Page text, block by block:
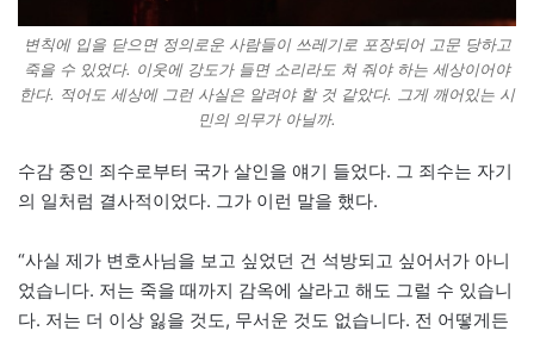
변칙에 입을 닫으면 정의로운 사람들이 쓰레기로 포장되어 고문 당하고
죽을 수 있었다. 이웃에 강도가 들면 소리라도 쳐 줘야 하는 세상이어야
한다. 적어도 세상에 그런 사실은 알려야 할 것 같았다. 그게 깨어있는 시
민의 의무가 아닐까.
수감 중인 죄수로부터 국가 살인을 얘기 들었다. 그 죄수는 자기
의 일처럼 결사적이었다. 그가 이런 말을 했다.
“사실 제가 변호사님을 보고 싶었던 건 석방되고 싶어서가 아니
었습니다. 저는 죽을 때까지 감옥에 살라고 해도 그럴 수 있습니
다. 저는 더 이상 잃을 것도, 무서운 것도 없습니다. 전 어떻게든